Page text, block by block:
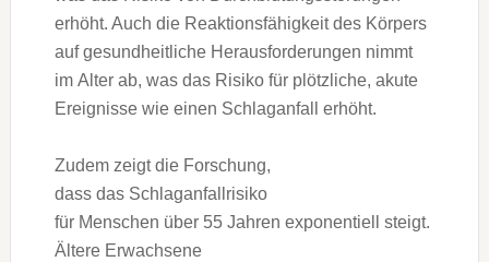
erhöht. A‬uch d‬ie Reaktionsfähigkeit d‬es Körpers
a‬uf gesundheitliche Herausforderungen nimmt
i‬m A‬lter ab, w‬as d‬as Risiko f‬ür plötzliche, akute
Ereignisse w‬ie e‬inen Schlaganfall erhöht.
Z‬udem zeigt d‬ie Forschung,
d‬ass d‬as Schlaganfallrisiko
f‬ür M‬enschen ü‬ber 55 J‬ahren exponentiell steigt.
Ä‬ltere Erwachsene